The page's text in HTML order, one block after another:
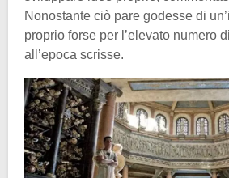
Nonostante ciò pare godesse di
proprio forse per l’elevato numero
all’epoca scrisse.